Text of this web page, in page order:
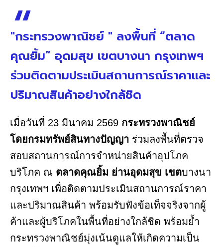
"กระทรวงพาณิชย์ " ลงพื้นที่ “ตลาด
คุณยิ้ม” อุดมสุข เขตบางนา กรุงเทพฯ
ร่วมติดตามประเมินสถานการณ์ราคาและ
ปริมาณสินค้าอย่างใกล้ชิด
​เมื่อวันที่ 23 มีนาคม 2569 กระทรวงพาณิชย์
โดยกรมทรัพย์สินทางปัญญา ร่วมลงพื้นที่ตรวจ
สอบสถานการณ์การจำหน่ายสินค้าอุปโภค
บริโภค ณ ตลาดคุณยิ้ม ย่านอุดมสุข เขตบางนา
กรุงเทพฯ เพื่อติดตามประเมินสถานการณ์ราคา
และปริมาณสินค้า พร้อมรับฟังข้อเท็จจริงจากผู้
ค้าและผู้บริโภคในพื้นที่อย่างใกล้ชิด พร้อมย้ำ
กระทรวงพาณิชย์มุ่งเน้นดูแลให้เกิดความเป็น